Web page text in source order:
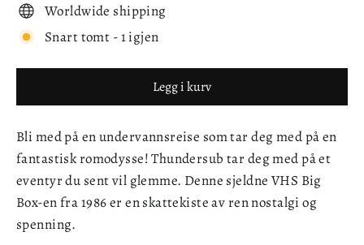
Worldwide shipping
Snart tomt - 1 igjen
Legg i kurv
Bli med på en undervannsreise som tar deg med på en
fantastisk romodysse! Thundersub tar deg med på et
eventyr du sent vil glemme. Denne sjeldne VHS Big
Box-en fra 1986 er en skattekiste av ren nostalgi og
spenning.